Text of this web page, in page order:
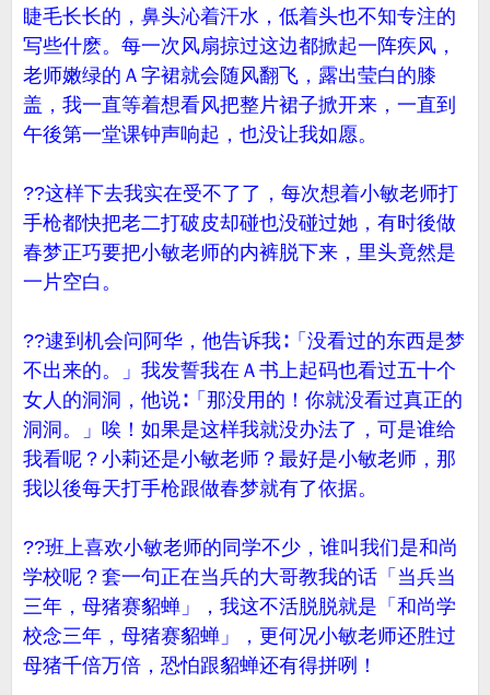
睫毛长长的，鼻头沁着汗水，低着头也不知专注的
写些什麽。每一次风扇掠过这边都掀起一阵疾风，
老师嫩绿的Ａ字裙就会随风翻飞，露出莹白的膝
盖，我一直等着想看风把整片裙子掀开来，一直到
午後第一堂课钟声响起，也没让我如愿。
??这样下去我实在受不了了，每次想着小敏老师打
手枪都快把老二打破皮却碰也没碰过她，有时後做
春梦正巧要把小敏老师的内裤脱下来，里头竟然是
一片空白。
??逮到机会问阿华，他告诉我∶「没看过的东西是梦
不出来的。」我发誓我在Ａ书上起码也看过五十个
女人的洞洞，他说∶「那没用的！你就没看过真正的
洞洞。」唉！如果是这样我就没办法了，可是谁给
我看呢？小莉还是小敏老师？最好是小敏老师，那
我以後每天打手枪跟做春梦就有了依据。
??班上喜欢小敏老师的同学不少，谁叫我们是和尚
学校呢？套一句正在当兵的大哥教我的话「当兵当
三年，母猪赛貂蝉」，我这不活脱脱就是「和尚学
校念三年，母猪赛貂蝉」，更何况小敏老师还胜过
母猪千倍万倍，恐怕跟貂蝉还有得拼咧！